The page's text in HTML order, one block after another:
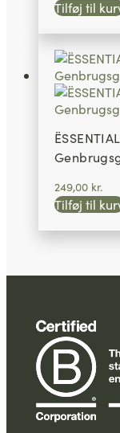
Tilføj til
249,00 kr.
Tilføj til